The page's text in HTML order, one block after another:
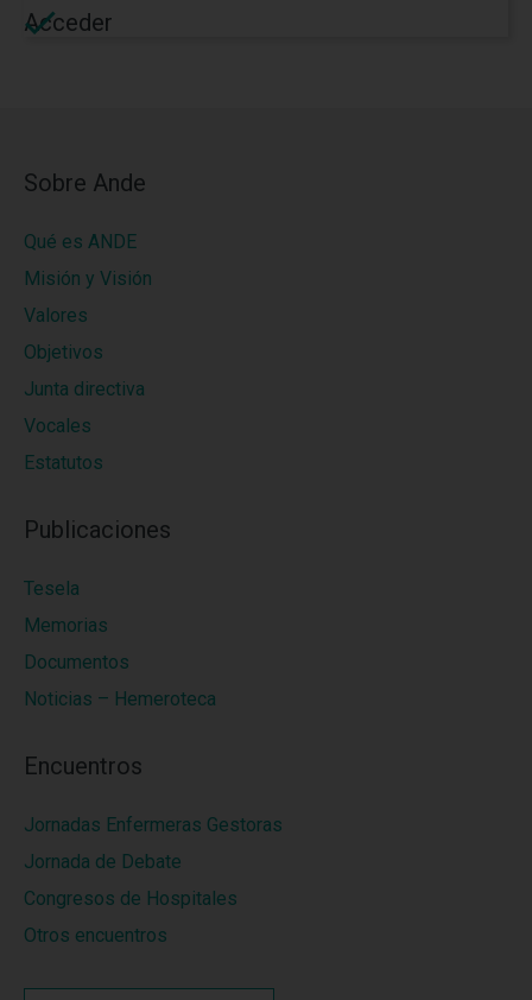
Acceder
Sobre Ande
Qué es ANDE
Misión y Visión
Valores
Objetivos
Junta directiva
Vocales
Estatutos
Publicaciones
Tesela
Memorias
Documentos
Noticias – Hemeroteca
Encuentros
Jornadas Enfermeras Gestoras
Jornada de Debate
Congresos de Hospitales
Otros encuentros